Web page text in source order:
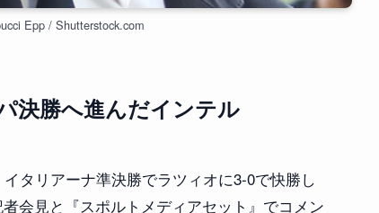
Epp / Shutterstock.com
決勝へ進んだインテル
タリアーナ準決勝でラツィオに3-0で快勝し
会見と『スポルトメディアセット』でコメン